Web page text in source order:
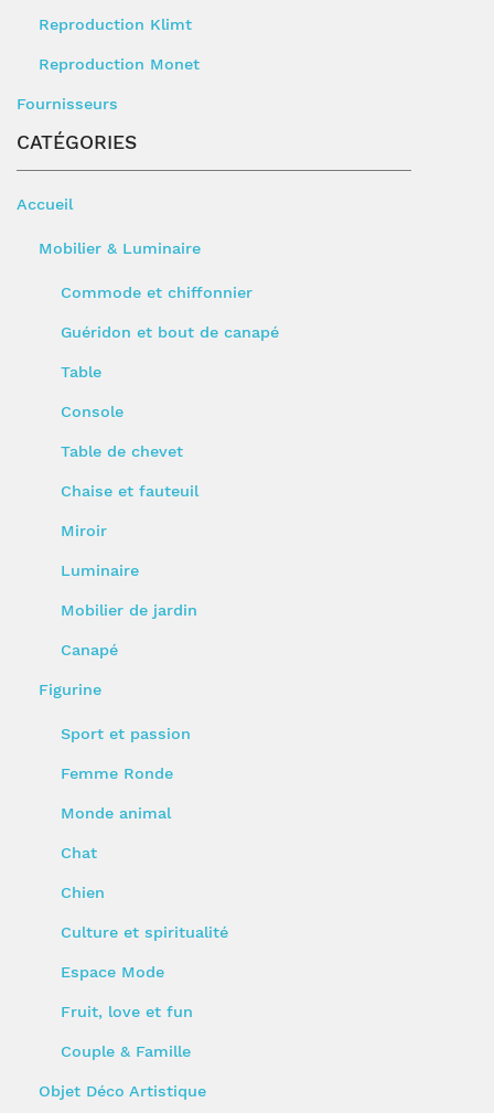
Reproduction Klimt
Reproduction Monet
Fournisseurs
CATÉGORIES
Accueil
Mobilier & Luminaire
Commode et chiffonnier
Guéridon et bout de canapé
Table
Console
Table de chevet
Chaise et fauteuil
Miroir
Luminaire
Mobilier de jardin
Canapé
Figurine
Sport et passion
Femme Ronde
Monde animal
Chat
Chien
Culture et spiritualité
Espace Mode
Fruit, love et fun
Couple & Famille
Objet Déco Artistique